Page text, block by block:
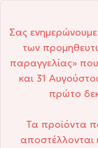
Σας
των
παραγγελίας»
και 31
πρώτο
Τα προϊόντα
αποστέλλονται